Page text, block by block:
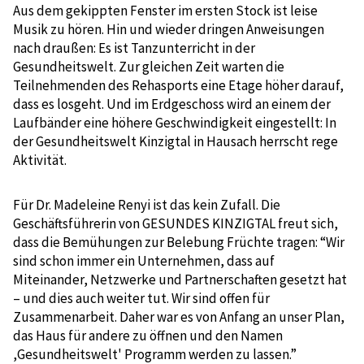
Aus dem gekippten Fenster im ersten Stock ist leise
Musik zu hören. Hin und wieder dringen Anweisungen
nach draußen: Es ist Tanzunterricht in der
Gesundheitswelt. Zur gleichen Zeit warten die
Teilnehmenden des Rehasports eine Etage höher darauf,
dass es losgeht. Und im Erdgeschoss wird an einem der
Laufbänder eine höhere Geschwindigkeit eingestellt: In
der Gesundheitswelt Kinzigtal in Hausach herrscht rege
Aktivität.
Für Dr. Madeleine Renyi ist das kein Zufall. Die
Geschäftsführerin von GESUNDES KINZIGTAL freut sich,
dass die Bemühungen zur Belebung Früchte tragen: “Wir
sind schon immer ein Unternehmen, dass auf
Miteinander, Netzwerke und Partnerschaften gesetzt hat
– und dies auch weiter tut. Wir sind offen für
Zusammenarbeit. Daher war es von Anfang an unser Plan,
das Haus für andere zu öffnen und den Namen
,Gesundheitswelt' Programm werden zu lassen.”